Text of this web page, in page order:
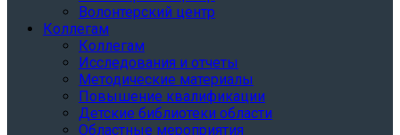
Волонтерский центр
Коллегам
Коллегам
Исследования и отчеты
Методические материалы
Повышение квалификации
Детские библиотеки области
Областные мероприятия